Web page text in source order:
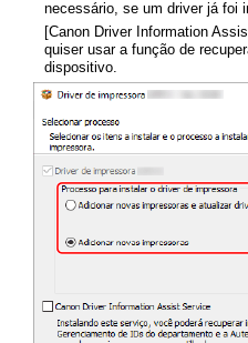
necessário, se um driver já foi
[Canon Driver Information
quiser usar a função de
dispositivo.